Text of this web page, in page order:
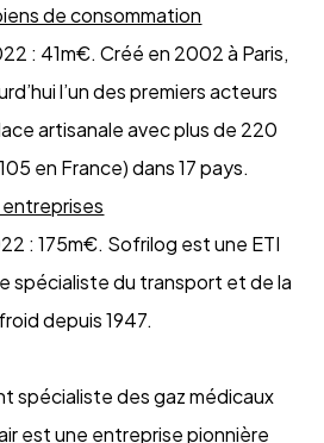
de consommation
: 41m€. Créé en 2002 à Paris,
l’un des premiers acteurs
artisanale avec plus de 220
en France) dans 17 pays.
entreprises
: 175m€. Sofrilog est une ETI
spécialiste du transport et de la
depuis 1947.
spécialiste des gaz médicaux
est une entreprise pionnière